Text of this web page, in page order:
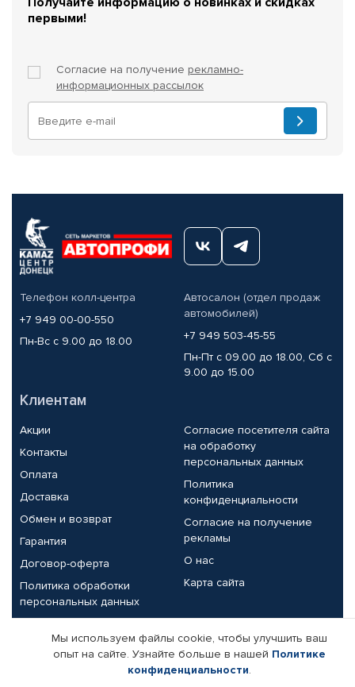
первыми!
Согласие на получение рекламно-
информационных рассылок
Телефон колл-центра
+7 949 00-00-550
Пн-Вс с 9.00 до 18.00
Автосалон (отдел продаж
автомобилей)
+7 949 503-45-55
Пн-Пт с 09.00 до 18.00, Сб с
9.00 до 15.00
Клиентам
Акции
Контакты
Оплата
Доставка
Обмен и возврат
Гарантия
Договор-оферта
Политика обработки
персональных данных
Согласие посетителя сайта
на обработку
персональных данных
Политика
конфиденциальности
Согласие на получение
рекламы
О нас
Карта сайта
Партнерам
Корпоративным клиентам
Реквизиты компании
Мы используем файлы cookie, чтобы улучшить ваш
опыт на сайте. Узнайте больше в нашей Политике
конфиденциальности.